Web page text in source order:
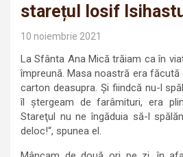
starețul Iosif
10 noiembrie 2021
La Sfânta Ana Mică trăiam ca în
împreună. Masa noastră era făcută
carton deasupra. Şi fiindcă nu-l
îl ştergeam de farâmituri, era
Stareţul nu ne îngăduia să-l
deloc!“, spunea el.